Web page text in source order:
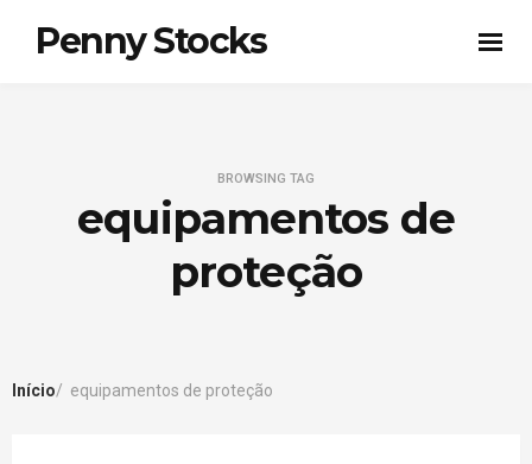
Penny Stocks
BROWSING TAG
equipamentos de
proteção
Início equipamentos de proteção